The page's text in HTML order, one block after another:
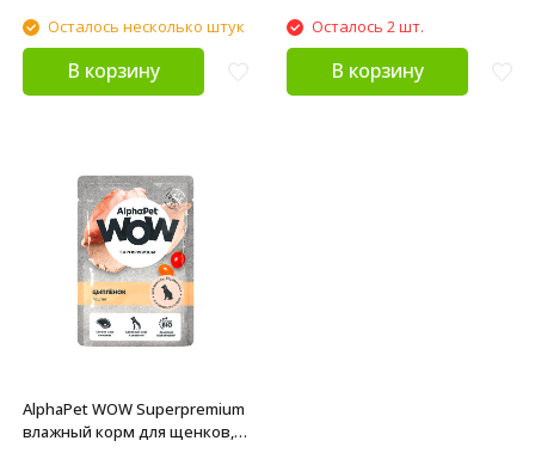
Осталось несколько штук
В корзину
Осталось 2 шт.
В корзину
AlphaPet WOW Superpremium
влажный корм для щенков,